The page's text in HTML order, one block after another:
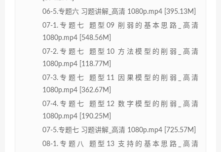
06-5.专题六 习题讲解_高清 1080p.mp4 [395.13M]
07-1.专题七 题型09 削弱的基本思路_高清
1080p.mp4 [548.56M]
07-2.专题七 题型10 方法模型的削弱_高清
1080p.mp4 [118.77M]
07-3.专题七 题型11 因果模型的削弱_高清
1080p.mp4 [362.67M]
07-4.专题七 题型12 数字模型的削弱_高清
1080p.mp4 [190.25M]
07-5.专题七 习题讲解_高清 1080p.mp4 [725.57M]
08-1.专题八 题型13 支持的基本思路_高清